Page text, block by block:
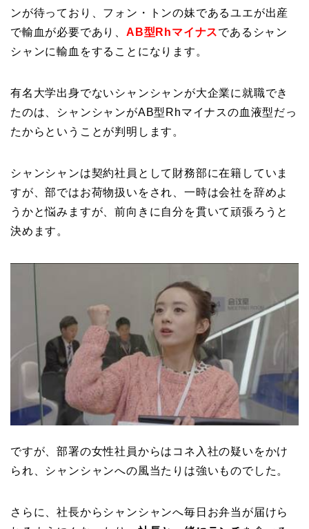
ンが待っており、フォン・トンの妹であるユエが出産
で輸血が必要であり、 AB型Rhマイナスであるシャン
シャンに輸血をすることになります。
有名大学出身でないシャンシャンが大企業に就職でき
たのは、シャンシャンがAB型Rhマイナスの血液型だっ
たからということが判明します。
シャンシャンは契約社員として財務部に在籍していま
すが、部ではお荷物扱いをされ、一時は会社を辞めよ
うかと悩みますが、前向きに自分を貫いて頑張ろうと
決めます。
ですが、部署の女性社員からはコネ入社の疑いをかけ
られ、シャンシャンへの風当たりは強いものでした。
さらに、社長からシャンシャンへ毎日お弁当が届けら